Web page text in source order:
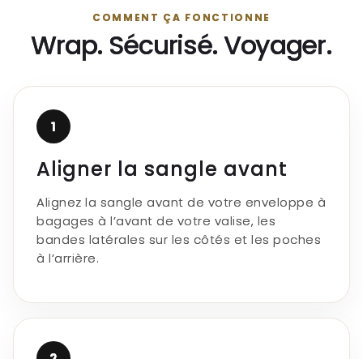
COMMENT ÇA FONCTIONNE
Wrap. Sécurisé. Voyager.
1
Aligner la sangle avant
Alignez la sangle avant de votre enveloppe à
bagages à l’avant de votre valise, les
bandes latérales sur les côtés et les poches
à l’arrière.